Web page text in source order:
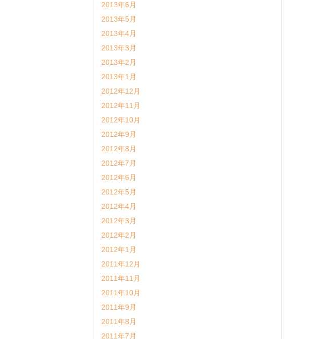
2013年6月
2013年5月
2013年4月
2013年3月
2013年2月
2013年1月
2012年12月
2012年11月
2012年10月
2012年9月
2012年8月
2012年7月
2012年6月
2012年5月
2012年4月
2012年3月
2012年2月
2012年1月
2011年12月
2011年11月
2011年10月
2011年9月
2011年8月
2011年7月